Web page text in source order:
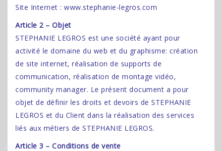
Site Internet : www.stephanie-legros.com
Article 2 – Objet
STEPHANIE LEGROS est une société ayant pour
activité le domaine du web et du graphisme: création
de site internet, réalisation de supports de
communication, réalisation de montage vidéo,
community manager. Le présent document a pour
objet de définir les droits et devoirs de STEPHANIE
LEGROS et du Client dans la réalisation des services
liés aux métiers de STEPHANIE LEGROS.
Article 3 – Conditions de vente